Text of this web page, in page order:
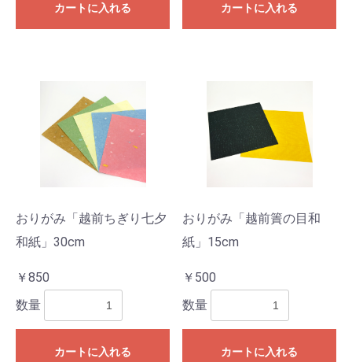
カートに入れる カートに入れる
おりがみ「越前ちぎり七夕
和紙」30cm
￥850
数量
カートに入れる
おりがみ「越前簀の目和
紙」15cm
￥500
数量
カートに入れる